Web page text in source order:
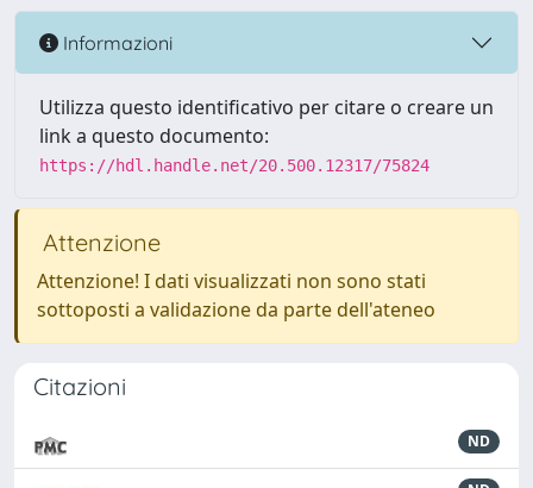
Informazioni
Utilizza questo identificativo per citare o creare un
link a questo documento:
https://hdl.handle.net/20.500.12317/75824
Attenzione
Attenzione! I dati visualizzati non sono stati
sottoposti a validazione da parte dell'ateneo
Citazioni
ND